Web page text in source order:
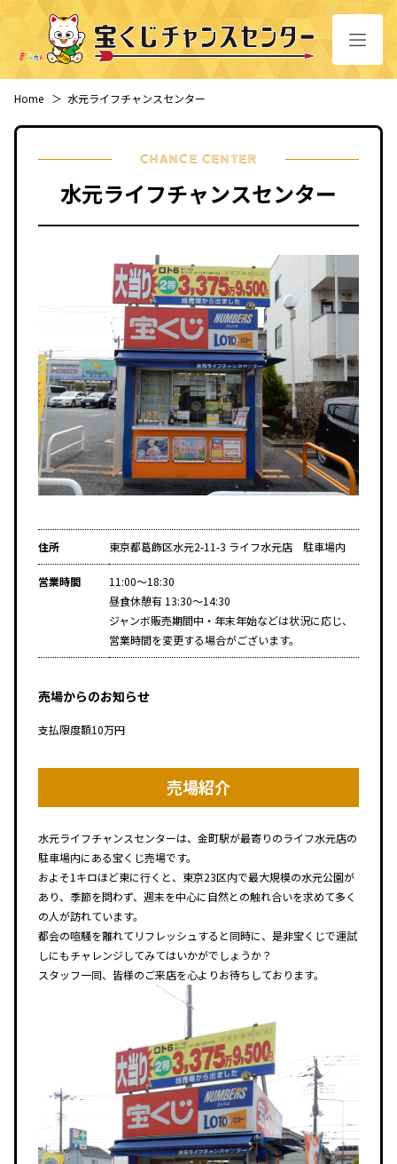
Home ＞ 水元ライフチャンスセンター
CHANCE CENTER
水元ライフチャンスセンター
住所 東京都葛飾区水元2-11-3 ライフ水元店 駐車場内
営業時間
11:00～18:30
昼食休憩有 13:30～14:30
ジャンボ販売期間中・年末年始などは状況に応じ、
営業時間を変更する場合がございます。
売場からのお知らせ
支払限度額10万円
売場紹介
水元ライフチャンスセンターは、金町駅が最寄りのライフ水元店の
駐車場内にある宝くじ売場です。
およそ1キロほど東に行くと、東京23区内で最大規模の水元公園が
あり、季節を問わず、週末を中心に自然との触れ合いを求めて多く
の人が訪れています。
都会の喧騒を離れてリフレッシュすると同時に、是非宝くじで運試
しにもチャレンジしてみてはいかがでしょうか？
スタッフ一同、皆様のご来店を心よりお待ちしております。